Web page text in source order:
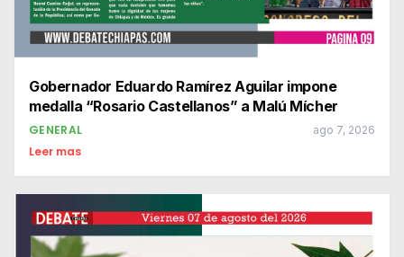
Gobernador Eduardo Ramírez Aguilar impone
medalla “Rosario Castellanos” a Malú Mícher
GENERAL ago 7, 2026
Leer mas